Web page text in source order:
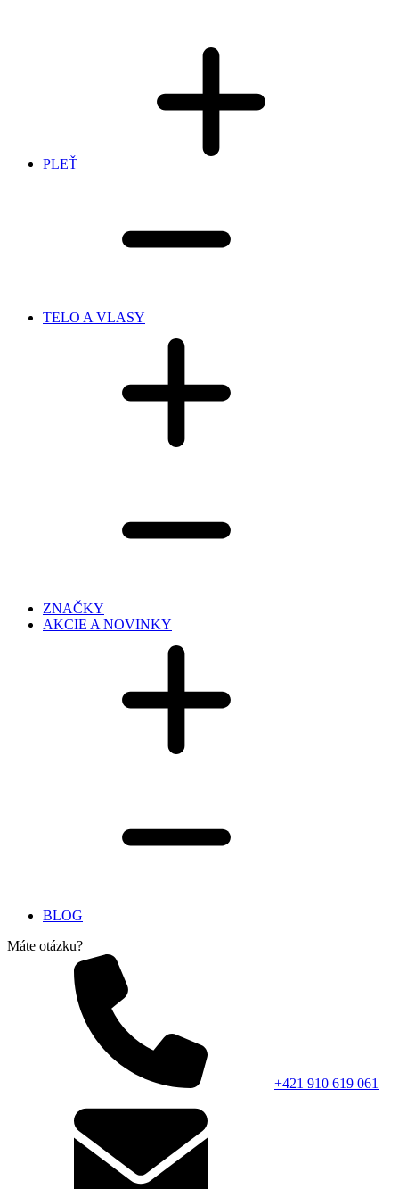
PLEŤ
TELO A VLASY
ZNAČKY
AKCIE A NOVINKY
BLOG
Máte otázku?
+421 910 619 061